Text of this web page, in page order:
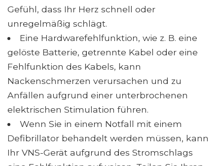
Gefühl, dass Ihr Herz schnell oder
unregelmäßig schlägt.
Eine Hardwarefehlfunktion, wie z. B. eine
gelöste Batterie, getrennte Kabel oder eine
Fehlfunktion des Kabels, kann
Nackenschmerzen verursachen und zu
Anfällen aufgrund einer unterbrochenen
elektrischen Stimulation führen.
Wenn Sie in einem Notfall mit einem
Defibrillator behandelt werden müssen, kann
Ihr VNS-Gerät aufgrund des Stromschlags